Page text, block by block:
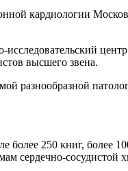
кардиологии
высшего звена.
разнообразной
250 книг, более
сердечно-сосудистой